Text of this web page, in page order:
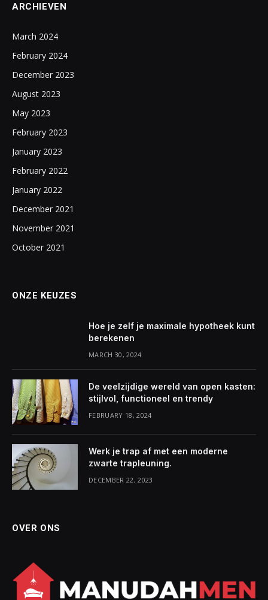
ARCHIEVEN
March 2024
February 2024
December 2023
August 2023
May 2023
February 2023
January 2023
February 2022
January 2022
December 2021
November 2021
October 2021
ONZE KEUZES
Hoe je zelf je maximale hypotheek kunt
berekenen
MARCH 30, 2024
De veelzijdige wereld van open kasten:
stijlvol, functioneel en trendy
FEBRUARY 18, 2024
Werk je trap af met een moderne
zwarte trapleuning.
DECEMBER 22, 2023
OVER ONS